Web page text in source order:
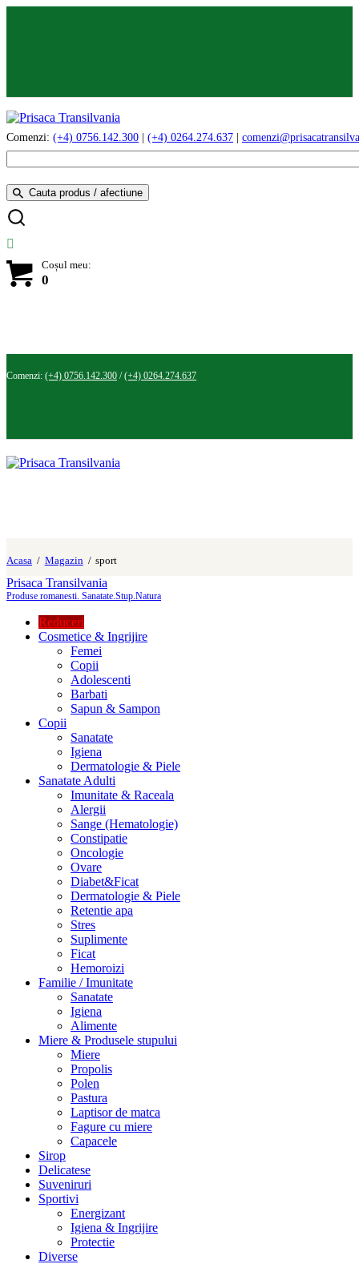
Comenzi: (+4) 0756.142.300 (+4) 0264.274.637
Cauta produs / afectiune
Coșul meu:
0
Comenzi: (+4) 0756.142.300 /(+4) 0264.274.637
Acasa Magazin sport
Prisaca Transilvania
Produse romanesti. Sanatate.Stup.Natura
Reduceri
Cosmetice & Ingrijire
Femei
Copii
Adolescenti
Barbati
Sapun & Sampon
Copii
Sanatate
Igiena
Dermatologie & Piele
Sanatate Adulti
Imunitate & Raceala
Alergii
Sange (Hematologie)
Constipatie
Oncologie
Ovare
Diabet&Ficat
Dermatologie & Piele
Retentie apa
Stres
Suplimente
Ficat
Hemoroizi
Familie / Imunitate
Sanatate
Igiena
Alimente
Miere & Produsele stupului
Miere
Propolis
Polen
Pastura
Laptisor de matca
Fagure cu miere
Capacele
Sirop
Delicatese
Suveniruri
Sportivi
Energizant
Igiena & Ingrijire
Protectie
Diverse